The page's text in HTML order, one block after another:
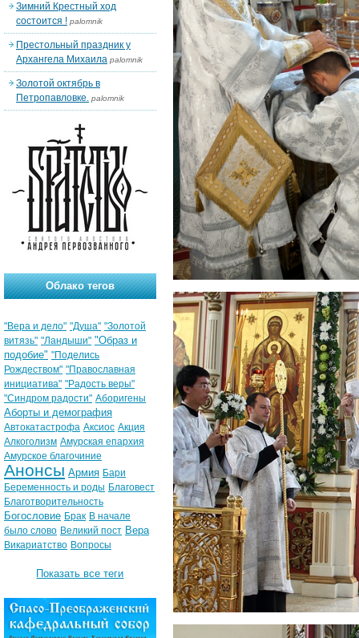
Зимний Крестный ход
состоится ! palomnik
Престольный праздник у
Архангела Михаила palomnik
Золотой октябрь в
Петропавловке. palomnik
Облако тегов
"Вера и дело" "Душа" "Золотой
витязь" "Ландыши" "Образ и
подобие" "Поделись
Рождеством" "Православная
инициатива" "Радость веры"
"Синдром радости" Аборигены
Аборты и демография
Автокатастрофа Аксиос Акция
Алкоголизм Амурская епархия
Амурское благочиние
Анонсы Армия Бари
Беременность и роды Благовест
Благотворительность
Богословие Брак В начале
было слово Великий пост Вера
Викариатство Вопросы
Показать все теги